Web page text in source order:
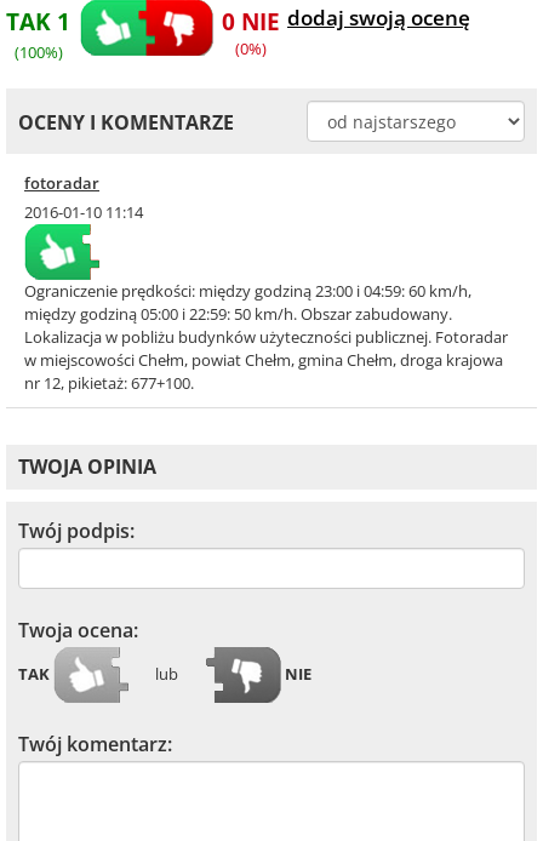
TAK 1
(100%)
0 NIE
(0%)
dodaj swoją ocenę
OCENY I KOMENTARZE
fotoradar
2016-01-10 11:14
Ograniczenie prędkości: między godziną 23:00 i 04:59: 60 km/h,
między godziną 05:00 i 22:59: 50 km/h. Obszar zabudowany.
Lokalizacja w pobliżu budynków użyteczności publicznej. Fotoradar
w miejscowości Chełm, powiat Chełm, gmina Chełm, droga krajowa
nr 12, pikietaż: 677+100.
TWOJA OPINIA
Twój podpis:
Twoja ocena:
TAK lub NIE
Twój komentarz: